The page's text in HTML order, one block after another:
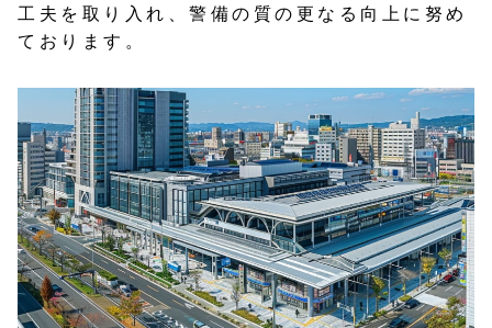
工夫を取り入れ、警備の質の更なる向上に努め
ております。